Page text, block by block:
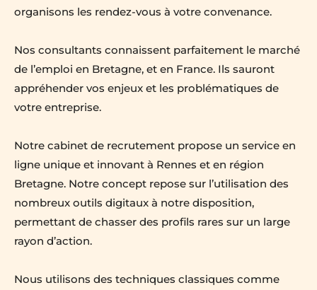
organisons les rendez-vous à votre convenance.
Nos consultants connaissent parfaitement le marché
de l’emploi en Bretagne, et en France. Ils sauront
appréhender vos enjeux et les problématiques de
votre entreprise.
Notre cabinet de recrutement propose un service en
ligne unique et innovant à Rennes et en région
Bretagne. Notre concept repose sur l’utilisation des
nombreux outils digitaux à notre disposition,
permettant de chasser des profils rares sur un large
rayon d’action.
Nous utilisons des techniques classiques comme